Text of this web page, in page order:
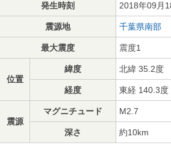
発生時刻 2018年09月
震源地 千葉県南部
最大震度 震度1
位置
緯度 北緯 35.2度
経度 東経 140.3度
震源
マグニチュード M2.7
深さ 約10km